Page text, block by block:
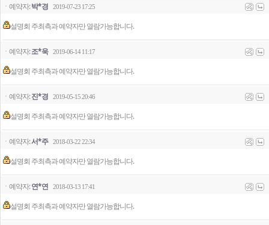
ㆍ예약자:박*경 2019-07-23 17:25
설명회 주최측과 예약자만 열람가능합니다.
ㆍ예약자:조*욱 2019-06-14 11:17
설명회 주최측과 예약자만 열람가능합니다.
ㆍ예약자:진*경 2019-05-15 20:46
설명회 주최측과 예약자만 열람가능합니다.
ㆍ예약자:서*주 2018-03-22 22:34
설명회 주최측과 예약자만 열람가능합니다.
ㆍ예약자:연*연 2018-03-13 17:41
설명회 주최측과 예약자만 열람가능합니다.